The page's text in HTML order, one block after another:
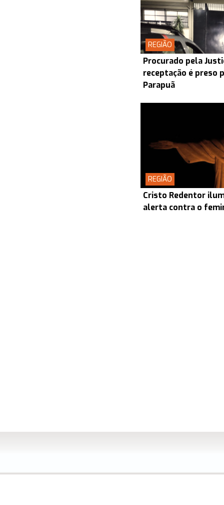
REGIÃO
Procurado pela
receptação é preso
Parapuã
REGIÃO
Cristo Redentor
alerta contra o